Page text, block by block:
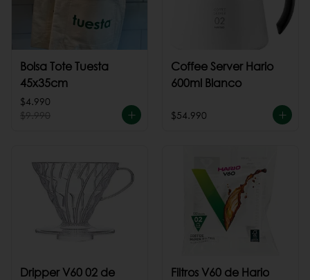
Bolsa Tote Tuesta
45x35cm
$4.990
$9.990
Coffee Server Hario
600ml Blanco
$54.990
Dripper V60 02 de
Filtros V60 de Hario